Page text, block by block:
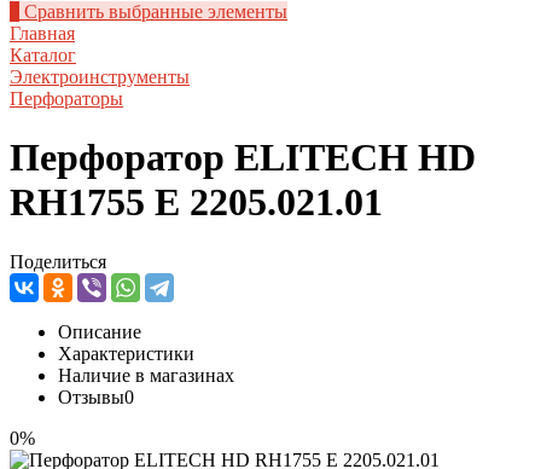
Сравнить выбранные элементы
Главная
Каталог
Электроинструменты
Перфораторы
Перфоратор ELITECH HD
RH1755 E 2205.021.01
Поделиться
Описание
Характеристики
Наличие в магазинах
Отзывы0
0%